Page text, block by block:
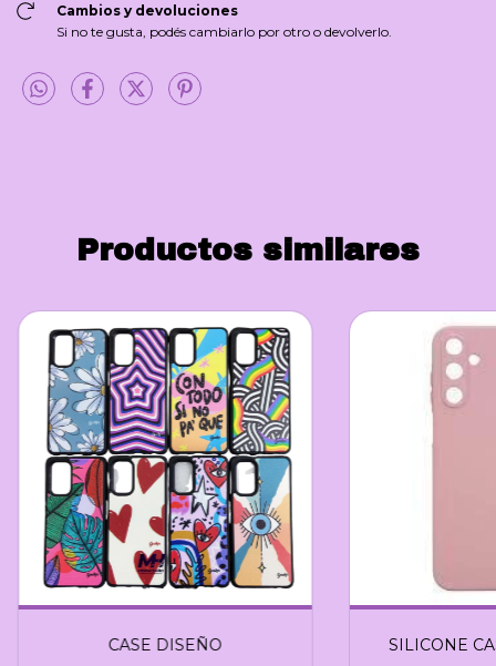
Cambios y devoluciones
Si no te gusta, podés cambiarlo por otro o devolverlo.
Productos similares
CASE DISEÑO SILICONE